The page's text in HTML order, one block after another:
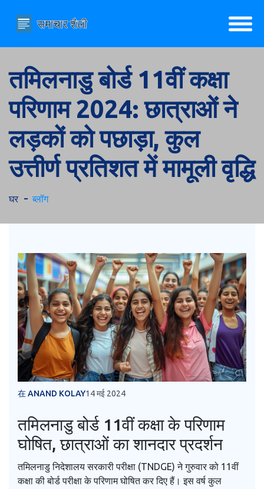
तमिलनाडु बोर्ड 11वीं कक्षा
परिणाम 2024: छात्राओं ने
लड़कों को पछाड़ा, कुल
उत्तीर्ण प्रतिशत में मामूली वृद्धि
घर ब्लॉग
在 ANAND KOLAY14 मई 2024
तमिलनाडु बोर्ड 11वीं कक्षा के परिणाम
घोषित, छात्राओं का शानदार प्रदर्शन
तमिलनाडु निदेशालय सरकारी परीक्षा (TNDGE) ने गुरुवार को 11वीं
कक्षा की बोर्ड परीक्षा के परिणाम घोषित कर दिए हैं। इस वर्ष कुल